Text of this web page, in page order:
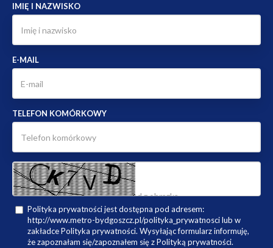
IMIĘ I NAZWISKO
E-MAIL
TELEFON KOMÓRKOWY
Polityka prywatności jest dostępna pod adresem:
http://www.metro-bydgoszcz.pl/polityka_prywatnosci lub w
zakładce Polityka prywatności. Wysyłając formularz informuję,
że zapoznałam się/zapoznałem się z Polityką prywatności.